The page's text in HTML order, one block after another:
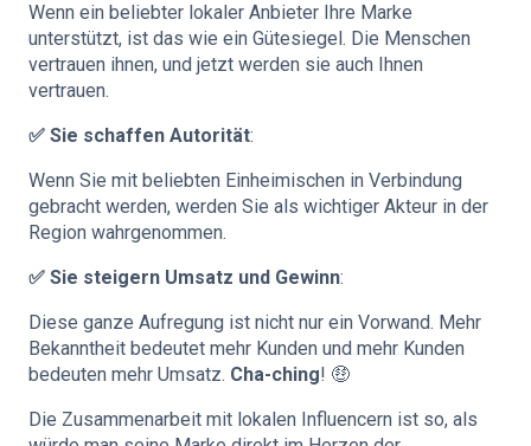
Wenn ein beliebter lokaler Anbieter Ihre Marke
unterstützt, ist das wie ein Gütesiegel. Die Menschen
vertrauen ihnen, und jetzt werden sie auch Ihnen
vertrauen.
✅ Sie schaffen Autorität:
Wenn Sie mit beliebten Einheimischen in Verbindung
gebracht werden, werden Sie als wichtiger Akteur in der
Region wahrgenommen.
✅ Sie steigern Umsatz und Gewinn:
Diese ganze Aufregung ist nicht nur ein Vorwand. Mehr
Bekanntheit bedeutet mehr Kunden und mehr Kunden
bedeuten mehr Umsatz. Cha-ching! 🤑
Die Zusammenarbeit mit lokalen Influencern ist so, als